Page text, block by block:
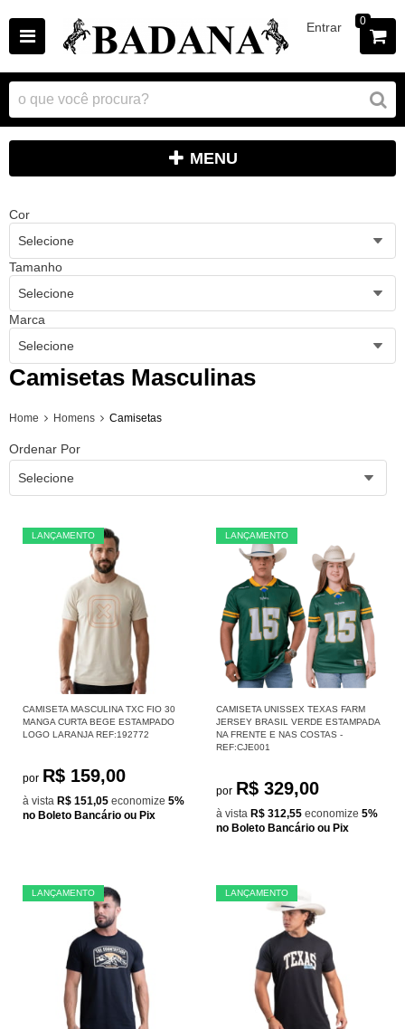
Entrar 0
MENU
Cor
Selecione
Tamanho
Selecione
Marca
Selecione
Camisetas Masculinas
Home Homens Camisetas
Ordenar Por
Selecione
LANÇAMENTO
CAMISETA MASCULINA TXC FIO 30
MANGA CURTA BEGE ESTAMPADO
LOGO LARANJA REF:192772
por R$ 159,00
à vista R$ 151,05 economize 5%
no Boleto Bancário ou Pix
LANÇAMENTO
CAMISETA UNISSEX TEXAS FARM
JERSEY BRASIL VERDE ESTAMPADA
NA FRENTE E NAS COSTAS -
REF:CJE001
por R$ 329,00
à vista R$ 312,55 economize 5%
no Boleto Bancário ou Pix
LANÇAMENTO LANÇAMENTO